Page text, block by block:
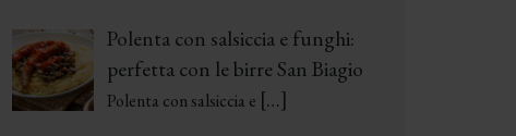
Polenta con salsiccia e funghi:
perfetta con le birre San Biagio
Polenta con salsiccia e […]